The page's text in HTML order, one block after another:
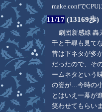
make.confで
11/17 (13169歩)
劇団新感線 轟
千と千尋も見て
昔は下ネタが多
だったので、そ
ームネタという
の姿が…今時の
とはいえ一幕が
笑わせてもらい